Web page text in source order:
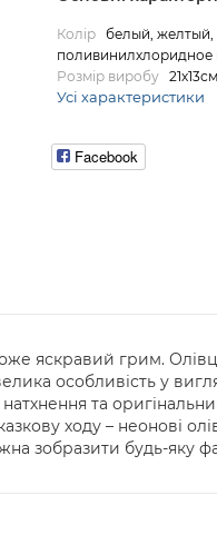
Колір белый, желтый,
поливинилхлоридное
Розмір виробу
Усі характеристики
Facebook
грим. Олівці
особливість у
та
ходу – неонові
зобразити будь-яку